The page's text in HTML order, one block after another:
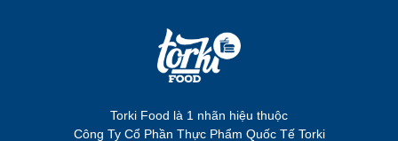
Torki Food là 1 nhãn hiệu thuộc
Công Ty Cổ Phần Thực Phẩm Quốc Tế Torki